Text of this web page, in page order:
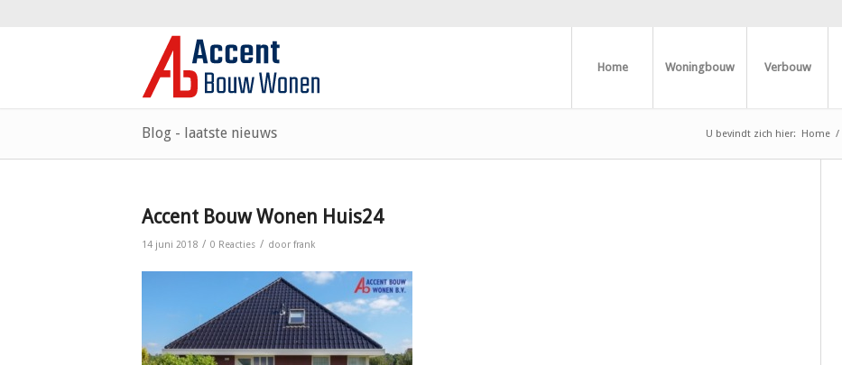
Home Woningbouw Verbouw
Blog - laatste nieuws U bevindt zich hier: Home /
Accent Bouw Wonen Huis24
14 juni 2018 / 0 Reacties / door frank